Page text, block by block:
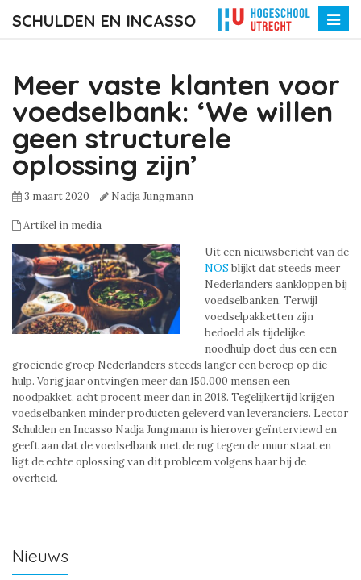
SCHULDEN EN INCASSO
Toggle
Meer vaste klanten voor
voedselbank: ‘We willen
geen structurele
oplossing zijn’
3 maart 2020 Nadja Jungmann
Artikel in media
Uit een nieuwsbericht van de
NOS blijkt dat steeds meer
Nederlanders aankloppen bij
voedselbanken. Terwijl
voedselpakketten zijn
bedoeld als tijdelijke
noodhulp doet dus een een
groeiende groep Nederlanders steeds langer een beroep op die
hulp. Vorig jaar ontvingen meer dan 150.000 mensen een
noodpakket, acht procent meer dan in 2018. Tegelijkertijd krijgen
voedselbanken minder producten geleverd van leveranciers. Lector
Schulden en Incasso Nadja Jungmann is hierover geïnterviewd en
geeft aan dat de voedselbank met de rug tegen de muur staat en
ligt de echte oplossing van dit probleem volgens haar bij de
overheid.
Nieuws